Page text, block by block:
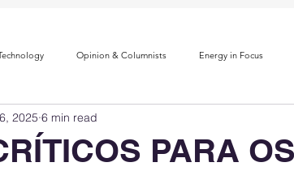
Opinion & Columnists Energy in Focus
Index Sustainability & ESG Index
PARA OS
2025 6 min read